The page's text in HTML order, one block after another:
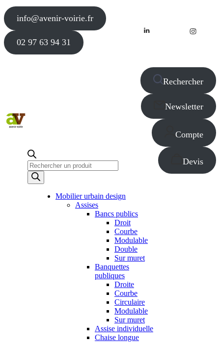
info@avenir-voirie.fr
02 97 63 94 31
Recherche
de
produits
Rechercher
Newsletter
Compte
Devis
Mobilier urbain design
Assises
Bancs publics
Droit
Courbe
Modulable
Double
Sur muret
Banquettes
publiques
Droite
Courbe
Circulaire
Modulable
Sur muret
Assise individuelle
Chaise longue